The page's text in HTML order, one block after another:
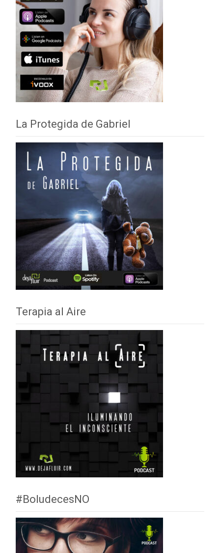
La Protegida de Gabriel
Terapia al Aire
#BoludecesNO